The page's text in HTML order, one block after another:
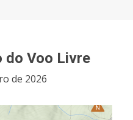
do Voo Livre
de 2026